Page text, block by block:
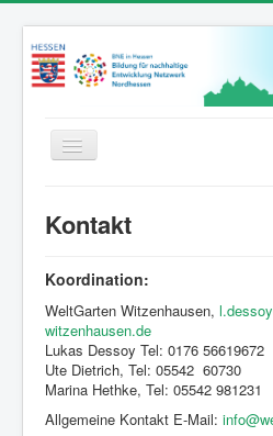
Toggle
Navigation
News
Wer wir sind
Bildungsangebote
Netzwerkpartner*innen
Hessenweit vernetzt
Bildung für Nachhaltige
Kontakt
Koordination:
WeltGarten Witzenhausen,
witzenhausen.de
Lukas Dessoy Tel: 0176 56619672
Ute Dietrich, Tel: 05542 60730
Marina Hethke, Tel: 05542 981231
Allgemeine Kontakt E-Mail: